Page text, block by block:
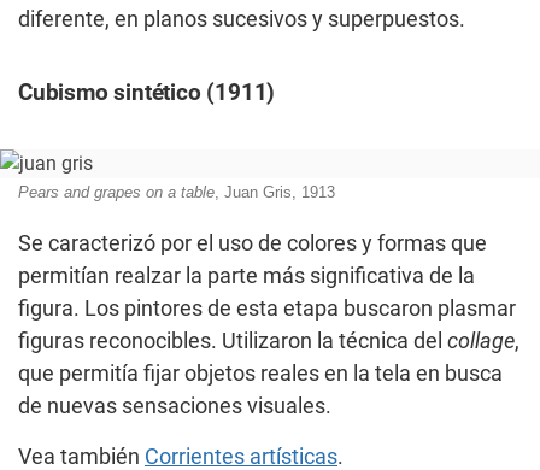
diferente, en planos sucesivos y superpuestos.
Cubismo sintético (1911)
Pears and grapes on a table, Juan Gris, 1913
Se caracterizó por el uso de colores y formas que
permitían realzar la parte más significativa de la
figura. Los pintores de esta etapa buscaron plasmar
figuras reconocibles. Utilizaron la técnica del collage,
que permitía fijar objetos reales en la tela en busca
de nuevas sensaciones visuales.
Vea también Corrientes artísticas.